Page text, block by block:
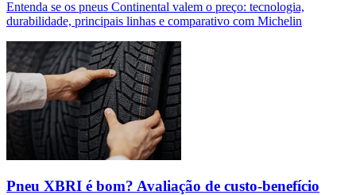
Entenda se os pneus Continental valem o preço: tecnologia,
durabilidade, principais linhas e comparativo com Michelin
Pneu XBRI é bom? Avaliação de custo-benefício